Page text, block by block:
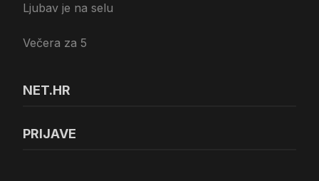
Ljubav je na selu
Večera za 5
NET.HR
PRIJAVE